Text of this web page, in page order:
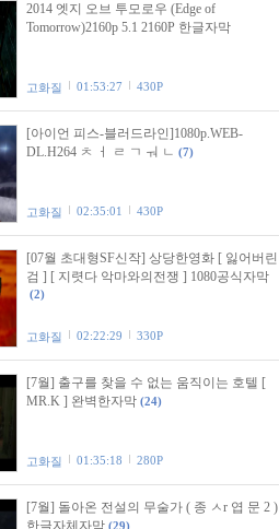
2014 엣지 오브 투모로우 (Edge of
Tomorrow)2160p 5.1 2160P 한글자막
고화질 01:53:27 430P
[아이언 피스-블러드라인]1080p.WEB-
DL.H264 ㅊ ㅓ ㄹ ㄱ ㅝ ㄴ (7)
고화질 02:35:01 430P
[07월 초대형SF신작] 상당한영화 [ 잃어버린
검 ] [ 지렷다 악마와의전쟁 ] 1080공식자막
(2)
고화질 02:22:29 330P
[7월] 출구를 찾을 수 없는 움직이는 호텔 [
MR.K ] 완벽한자막 (24)
고화질 01:35:18 280P
[7월] 돌아온 전설의 무술가 ( 종 ㅅr 엽 문 2 )
한글자체자막 (29)